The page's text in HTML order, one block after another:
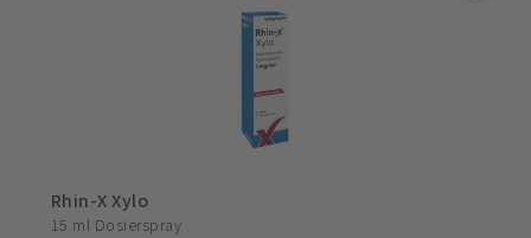
Rhin-X Xylo
15 ml Dosierspray